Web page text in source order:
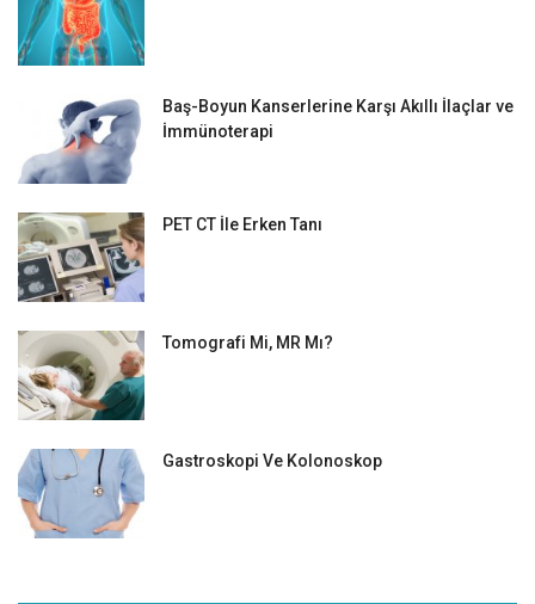
Baş-Boyun Kanserlerine Karşı Akıllı İlaçlar ve
İmmünoterapi
PET CT İle Erken Tanı
Tomografi Mi, MR Mı?
Gastroskopi Ve Kolonoskop